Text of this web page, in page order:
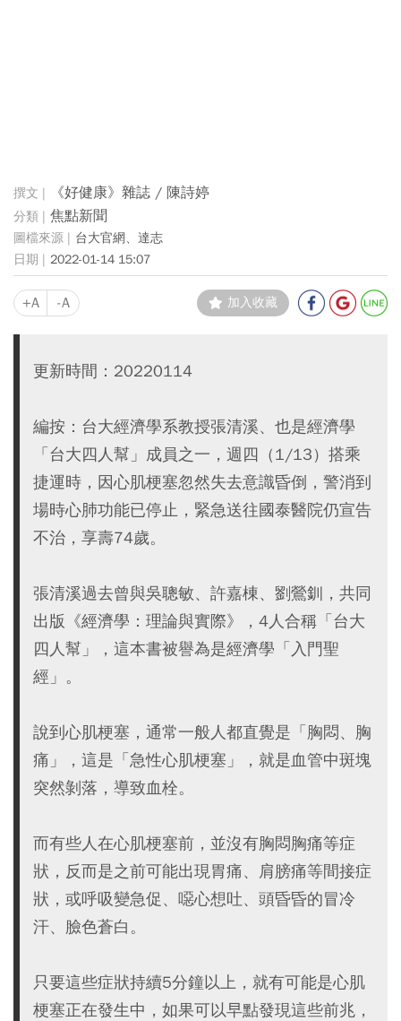
《好健康》雜誌 / 陳詩婷
焦點新聞
台大官網、達志
2022-01-14 15:07
+A -A 加入收藏
更新時間：20220114
編按：台大經濟學系教授張清溪、也是經濟學
「台大四人幫」成員之一，週四（1/13）搭乘
捷運時，因心肌梗塞忽然失去意識昏倒，警消到
場時心肺功能已停止，緊急送往國泰醫院仍宣告
不治，享壽74歲。
張清溪過去曾與吳聰敏、許嘉棟、劉鶯釧，共同
出版《經濟學：理論與實際》，4人合稱「台大
四人幫」，這本書被譽為是經濟學「入門聖
經」。
說到心肌梗塞，通常一般人都直覺是「胸悶、胸
痛」，這是「急性心肌梗塞」，就是血管中斑塊
突然剝落，導致血栓。
而有些人在心肌梗塞前，並沒有胸悶胸痛等症
狀，反而是之前可能出現胃痛、肩膀痛等間接症
狀，或呼吸變急促、噁心想吐、頭昏昏的冒冷
汗、臉色蒼白。
只要這些症狀持續5分鐘以上，就有可能是心肌
梗塞正在發生中，如果可以早點發現這些前兆，